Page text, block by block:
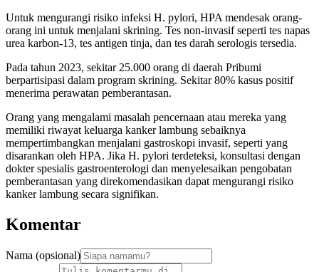
Untuk mengurangi risiko infeksi H. pylori, HPA mendesak orang-
orang ini untuk menjalani skrining. Tes non-invasif seperti tes napas
urea karbon-13, tes antigen tinja, dan tes darah serologis tersedia.
Pada tahun 2023, sekitar 25.000 orang di daerah Pribumi
berpartisipasi dalam program skrining. Sekitar 80% kasus positif
menerima perawatan pemberantasan.
Orang yang mengalami masalah pencernaan atau mereka yang
memiliki riwayat keluarga kanker lambung sebaiknya
mempertimbangkan menjalani gastroskopi invasif, seperti yang
disarankan oleh HPA. Jika H. pylori terdeteksi, konsultasi dengan
dokter spesialis gastroenterologi dan menyelesaikan pengobatan
pemberantasan yang direkomendasikan dapat mengurangi risiko
kanker lambung secara signifikan.
Komentar
Nama (opsional)